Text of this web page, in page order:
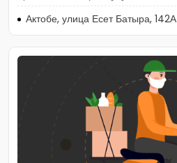
Актобе, улица Есет Батыра, 142А